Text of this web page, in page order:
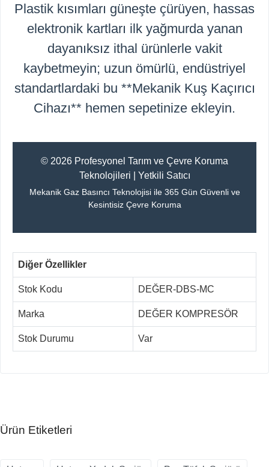
Plastik kısımları güneşte çürüyen, hassas
elektronik kartları ilk yağmurda yanan
dayanıksız ithal ürünlerle vakit
kaybetmeyin; uzun ömürlü, endüstriyel
standartlardaki bu **Mekanik Kuş Kaçırıcı
Cihazı** hemen sepetinize ekleyin.
© 2026 Profesyonel Tarım ve Çevre Koruma
Teknolojileri | Yetkili Satıcı
Mekanik Gaz Basıncı Teknolojisi ile 365 Gün Güvenli ve
Kesintisiz Çevre Koruma
Diğer Özellikler
Stok Kodu DEĞER-DBS-MC
Marka DEĞER KOMPRESÖR
Stok Durumu Var
Ürün Etiketleri